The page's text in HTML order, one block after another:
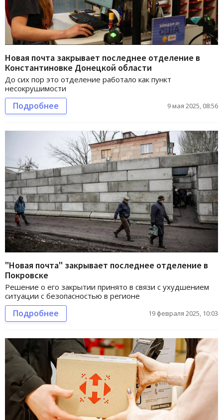
Новая почта закрывает последнее отделение в
Константиновке Донецкой области
До сих пор это отделение работало как пункт
несокрушимости
Подробнее 9 мая 2025, 08:56
"Новая почта" закрывает последнее отделение в
Покровске
Решение о его закрытии принято в связи с ухудшением
ситуации с безопасностью в регионе
Подробнее 19 февраля 2025, 10:03